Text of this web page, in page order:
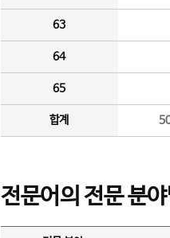
63
64
65
합계
전문어의 전문 분